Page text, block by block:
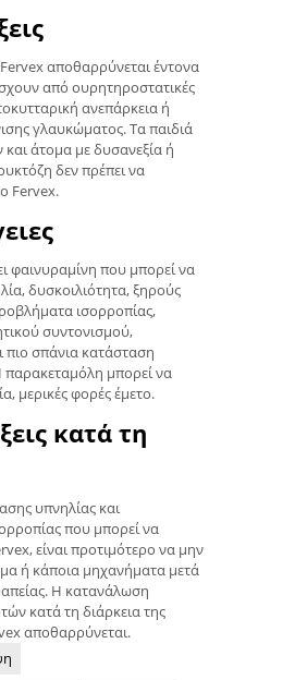
αποθαρρύνεται έντονα
από ουρητηροστατικές
ανεπάρκεια ή
γλαυκώματος. Τα παιδιά
άτομα με δυσανεξία ή
δεν πρέπει να
Fervex.
φαινυραμίνη που μπορεί να
δυσκοιλιότητα, ξηρούς
ισορροπίας,
συντονισμού,
πιο σπάνια κατάσταση
μπορεί να
μερικές φορές έμετο.
κατά τη
υπνηλίας και
που μπορεί να
είναι προτιμότερο να μην
ή κάποια μηχανήματα μετά
Η κατανάλωση
κατά τη διάρκεια της
αποθαρρύνεται.